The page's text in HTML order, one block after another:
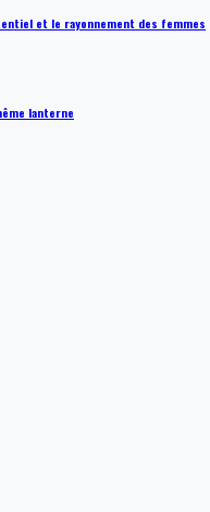
et le rayonnement des femmes
lanterne